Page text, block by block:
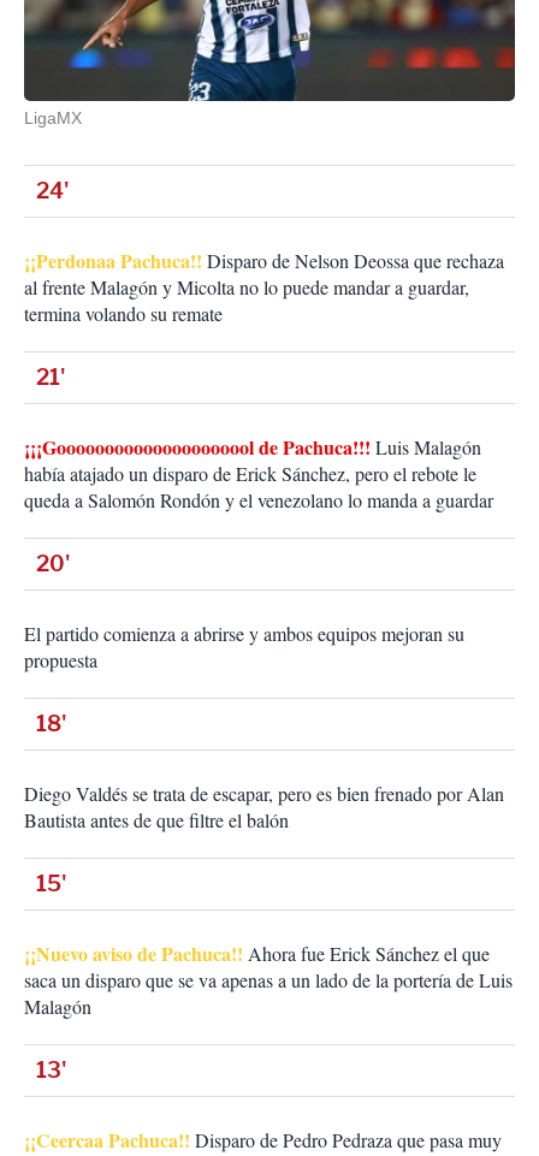
LigaMX
24'
¡¡Perdonaa Pachuca!! Disparo de Nelson Deossa que rechaza
al frente Malagón y Micolta no lo puede mandar a guardar,
termina volando su remate
21'
¡¡¡Gooooooooooooooooooool de Pachuca!!! Luis Malagón
había atajado un disparo de Erick Sánchez, pero el rebote le
queda a Salomón Rondón y el venezolano lo manda a guardar
20'
El partido comienza a abrirse y ambos equipos mejoran su
propuesta
18'
Diego Valdés se trata de escapar, pero es bien frenado por Alan
Bautista antes de que filtre el balón
15'
¡¡Nuevo aviso de Pachuca!! Ahora fue Erick Sánchez el que
saca un disparo que se va apenas a un lado de la portería de Luis
Malagón
13'
¡¡Ceercaa Pachuca!! Disparo de Pedro Pedraza que pasa muy